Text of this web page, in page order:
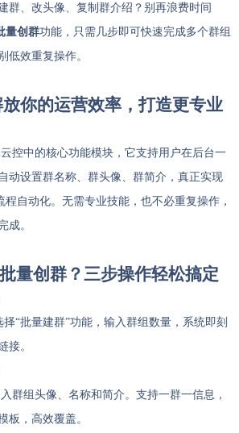
群、改头像、复制群介绍？别再浪费时间
量创群功能，只需几步即可快速完成多个群组
低效重复操作。
你的运营效率，打造更专业
云控中的核心功能模块，它支持用户在后台一
动设置群名称、群头像、群简介，真正实现
程自动化。无需专业技能，也不必重复操作，
成。
量创群？三步操作轻松搞定
“批量建群”功能，输入群组数量，系统即刻
接。
群组头像、名称和简介。支持一群一信息，
板，高效覆盖。